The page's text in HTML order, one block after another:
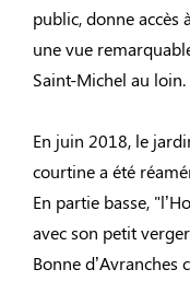
public, donne accès
une vue
Saint-Michel au loin.
En juin 2018, le
courtine a été
En partie basse,
avec son petit
Bonne d’Avranches